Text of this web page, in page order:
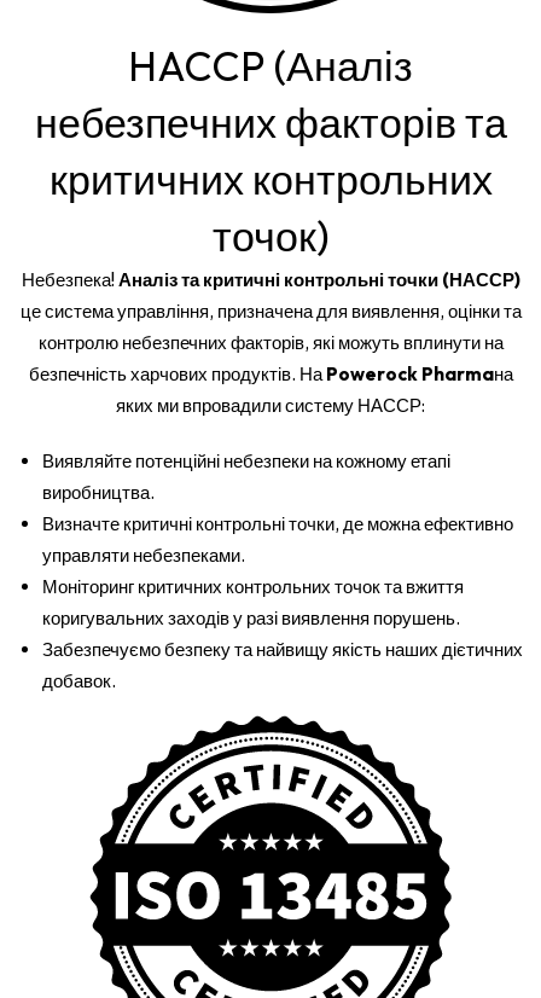
HACCP (Аналіз
небезпечних факторів та
критичних контрольних
точок)
Небезпека!Аналіз та критичні контрольні точки (НАССР)
це система управління, призначена для виявлення, оцінки та
контролю небезпечних факторів, які можуть вплинути на
безпечність харчових продуктів. На Powerock Pharmaна
яких ми впровадили систему НАССР:
Виявляйте потенційні небезпеки на кожному етапі
виробництва.
Визначте критичні контрольні точки, де можна ефективно
управляти небезпеками.
Моніторинг критичних контрольних точок та вжиття
коригувальних заходів у разі виявлення порушень.
Забезпечуємо безпеку та найвищу якість наших дієтичних
добавок.